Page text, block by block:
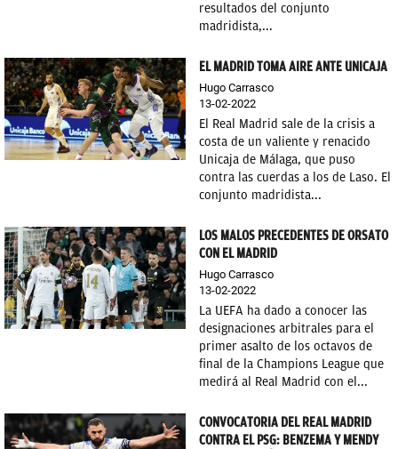
resultados del conjunto
madridista,...
EL MADRID TOMA AIRE ANTE UNICAJA
Hugo Carrasco
13-02-2022
El Real Madrid sale de la crisis a
costa de un valiente y renacido
Unicaja de Málaga, que puso
contra las cuerdas a los de Laso. El
conjunto madridista...
LOS MALOS PRECEDENTES DE ORSATO
CON EL MADRID
Hugo Carrasco
13-02-2022
La UEFA ha dado a conocer las
designaciones arbitrales para el
primer asalto de los octavos de
final de la Champions League que
medirá al Real Madrid con el...
CONVOCATORIA DEL REAL MADRID
CONTRA EL PSG: BENZEMA Y MENDY